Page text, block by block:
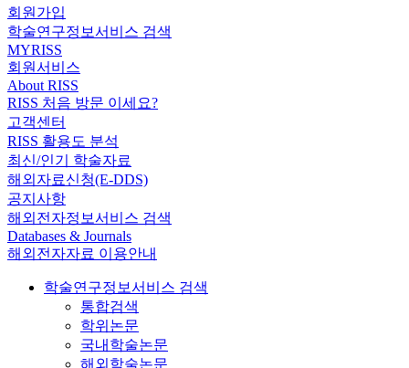
회원가입
학술연구정보서비스 검색
MYRISS
회원서비스
About RISS
RISS 처음 방문 이세요?
고객센터
RISS 활용도 분석
최신/인기 학술자료
해외자료신청(E-DDS)
공지사항
해외전자정보서비스 검색
Databases & Journals
해외전자자료 이용안내
학술연구정보서비스 검색
통합검색
학위논문
국내학술논문
해외학술논문